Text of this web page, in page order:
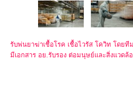
รับพ่นยาฆ่าเชื้อโรค เชื้อไวรัส โควิท โดย
มีเอกสาร อย.รับรอง ต่อมนุษย์และสิ่งแวดล้